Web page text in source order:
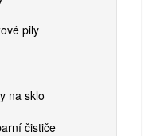
pily
na sklo
čističe